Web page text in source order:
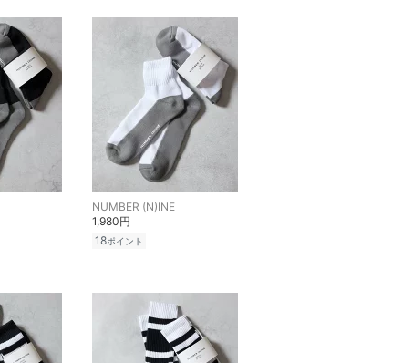
NUMBER (N)INE
1,980円
18ポイント